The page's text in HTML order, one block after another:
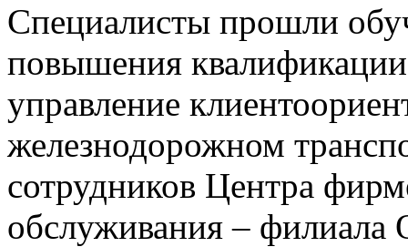
Специалисты прошли
повышения
управление
железнодорожном
сотрудников Центра
обслуживания –